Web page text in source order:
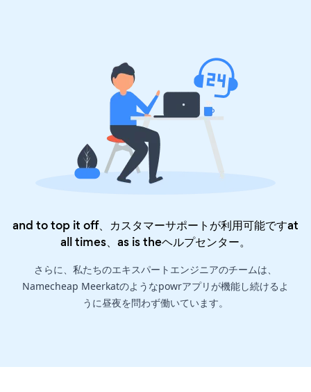
and to top it off、カスタマーサポートが利用可能ですat
all times、as is theヘルプセンター。
さらに、私たちのエキスパートエンジニアのチームは、
Namecheap Meerkatのようなpowrアプリが機能し続けるよ
うに昼夜を問わず働いています。